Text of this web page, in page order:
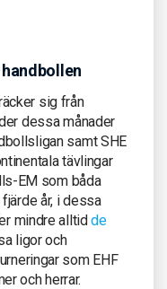
sig från
dessa månader
samt SHE
tävlingar
EM som båda
år, i dessa
mindre alltidde
ligor och
som EHF
och herrar.